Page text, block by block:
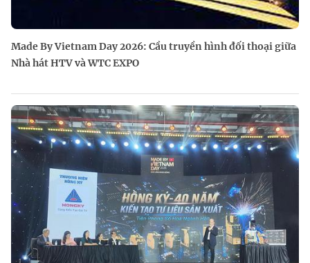
Made By Vietnam Day 2026: Cầu truyền hình đối thoại giữa
Nhà hát HTV và WTC EXPO